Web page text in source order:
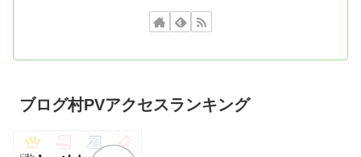
ブログ村PVアクセスランキング